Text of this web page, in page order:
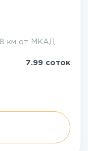
км от МКАД
7.99 соток